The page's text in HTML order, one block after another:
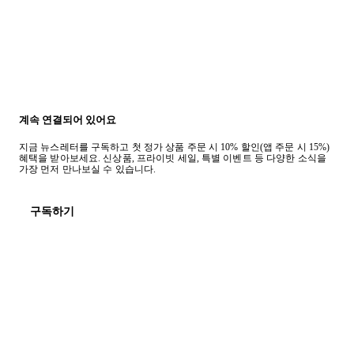
계속 연결되어 있어요
지금 뉴스레터를 구독하고 첫 정가 상품 주문 시 10% 할인(앱 주문 시 15%)
혜택을 받아보세요. 신상품, 프라이빗 세일, 특별 이벤트 등 다양한 소식을
가장 먼저 만나보실 수 있습니다.
구독하기